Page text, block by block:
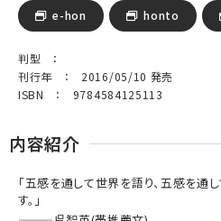
e-hon honto
判型 ：
刊行年 ： 2016/05/10 発売
ISBN ： 9784584125113
内容紹介
「五感を通して世界を語り、五感を通
す。」